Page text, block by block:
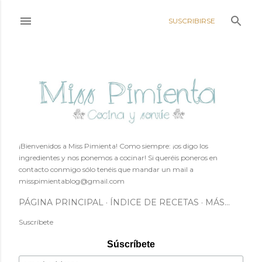
SUSCRIBIRSE
¡Bienvenidos a Miss Pimienta! Como siempre: ¡os digo los
ingredientes y nos ponemos a cocinar! Si queréis poneros en
contacto conmigo sólo tenéis que mandar un mail a
misspimientablog@gmail.com
PÁGINA PRINCIPAL ÍNDICE DE RECETAS MÁS…
Suscríbete
Súscríbete